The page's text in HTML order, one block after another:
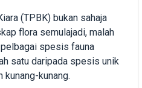
(TPBK) bukan sahaja
flora semulajadi, malah
spesis fauna
satu daripada spesis unik
kunang-kunang.